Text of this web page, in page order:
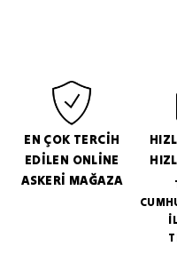
EN ÇOK TERCİH
EDİLEN ONLİNE
ASKERİ MAĞAZA